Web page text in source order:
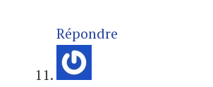
Répondre